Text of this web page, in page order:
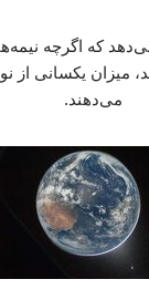
که اگرچه
میزان یکسانی از
می‌دهند.